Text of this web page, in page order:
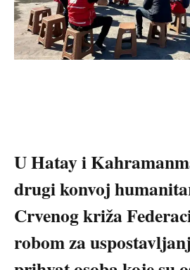
U Hatay i
drugi konvoj
Crvenog križa
robom za